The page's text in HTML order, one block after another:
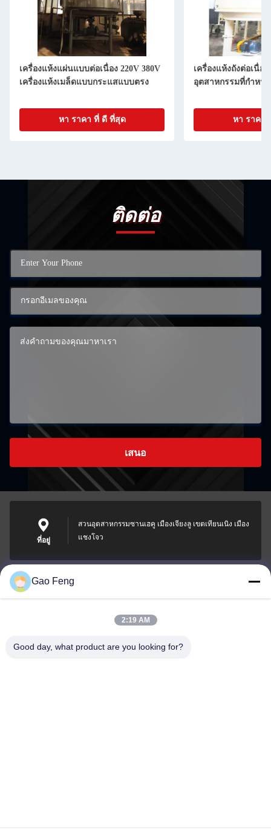
เครื่องแห้งแผ่นแบบต่อเนื่อง 220V 380V
เครื่องแห้งเมล็ดแบบกระแสแบบตรง
หา ราคา ที่ ดี ที่สุด
เครื่องแห้งถังต่อเนื่อ
อุตสาหกรรมที่กําหนด
หา ราคา
ติดต่อ
เสนอ
ที่อยู่
สวนอุตสาหกรรมซานเฮคู เมืองเจียงลู เขตเทียนเนิง เมือง
แชงโจว
suli@sulidry.com
Gao Feng
2:19 AM
Good day, what product are you looking for?